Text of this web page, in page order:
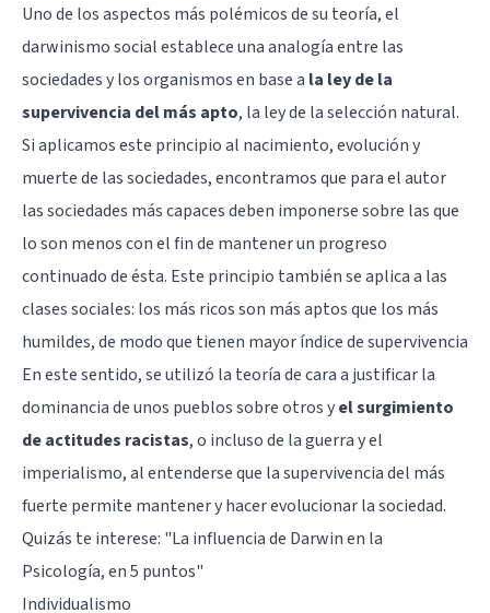
Uno de los aspectos más polémicos de su teoría, el
darwinismo social establece una analogía entre las
sociedades y los organismos en base a la ley de la
supervivencia del más apto, la ley de la selección natural.
Si aplicamos este principio al nacimiento, evolución y
muerte de las sociedades, encontramos que para el autor
las sociedades más capaces deben imponerse sobre las que
lo son menos con el fin de mantener un progreso
continuado de ésta. Este principio también se aplica a las
clases sociales: los más ricos son más aptos que los más
humildes, de modo que tienen mayor índice de supervivencia
En este sentido, se utilizó la teoría de cara a justificar la
dominancia de unos pueblos sobre otros yel surgimiento
de actitudes racistas, o incluso de la guerra y el
imperialismo, al entenderse que la supervivencia del más
fuerte permite mantener y hacer evolucionar la sociedad.
Quizás te interese: "La influencia de Darwin en la
Psicología, en 5 puntos"
Individualismo